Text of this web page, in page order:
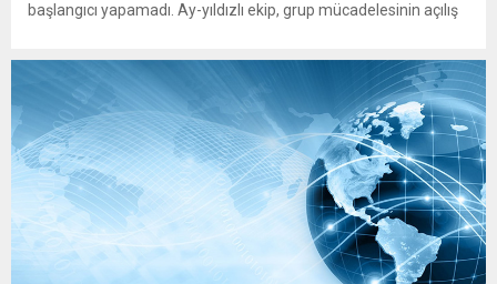
başlangıcı yapamadı. Ay-yıldızlı ekip, grup mücadelesinin açılış
itibaren iki takım da kontrollü bir oyun sergilerken, Avustralya
özellikle hızlı hücumlarla etkili olmaya...